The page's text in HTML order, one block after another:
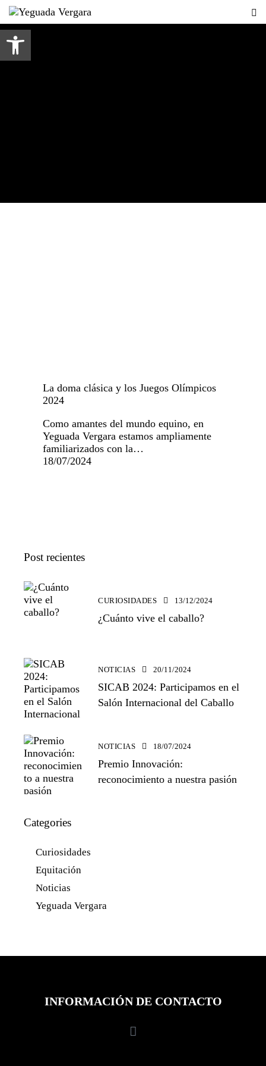
La doma clásica y los Juegos Olímpicos
2024
Como amantes del mundo equino, en
Yeguada Vergara estamos ampliamente
familiarizados con la…
18/07/2024
Post recientes
CURIOSIDADES 13/12/2024
¿Cuánto vive el caballo?
NOTICIAS 20/11/2024
SICAB 2024: Participamos en el
Salón Internacional del Caballo
NOTICIAS 18/07/2024
Premio Innovación:
reconocimiento a nuestra pasión
Categories
Curiosidades
Equitación
Noticias
Yeguada Vergara
INFORMACIÓN DE CONTACTO
Abrir barra de herramientas